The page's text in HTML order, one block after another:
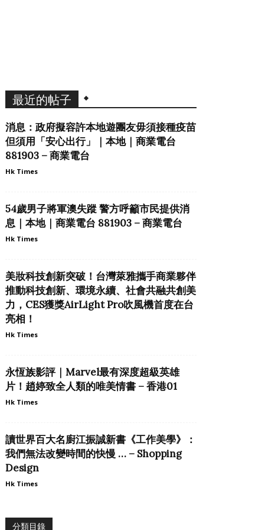
最近的帖子
消息：政府擬容許本地遊團友毋須接種疫苗
但須用「安心出行」｜本地｜商業電台
881903 – 商業電台
Hk Times
54歲男子將軍澳失蹤 警方呼籲市民提供消
息｜本地｜商業電台 881903 – 商業電台
Hk Times
美妝科技創新突破！台灣萊雅攜手商業夥伴
推動科技創新、環境永續、社會共融共創美
力，CES獲獎AirLight Pro吹風機首度在台
亮相！
Hk Times
永恆族影評｜Marvel最有深度超級英雄
片！趙婷致全人類的唯美情書 – 香港01
Hk Times
讀世界百大名廚江振誠新書《工作美學》：
我們無法改變時間的快慢 … – Shopping
Design
Hk Times
分類目錄